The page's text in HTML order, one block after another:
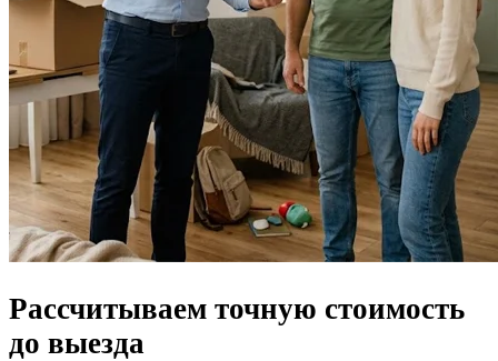
Рассчитываем точную стоимость
до выезда